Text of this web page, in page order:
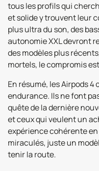
tous les profils qui
et solide y trouvent leur
plus ultra du son, des
autonomie XXL devront
des modèles plus
mortels, le compromis
En résumé, les Airpods
endurance. Ils ne font
quête de la dernière
et ceux qui veulent un
expérience cohérente
miraculés, juste un
tenir la route.